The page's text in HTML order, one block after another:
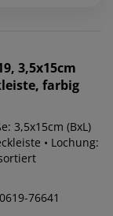
3,5x15cm
farbig
3,5x15cm (BxL)
• Lochung:
76641